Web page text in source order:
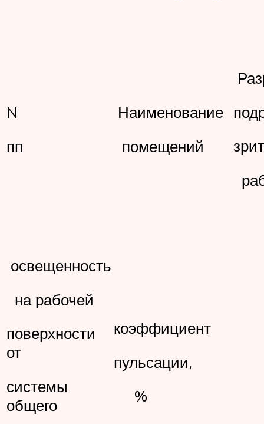
N
пп
Наименование
помещений
освещенность
на рабочей
поверхности
от
системы
общего
коэффициент
пульсации,
%